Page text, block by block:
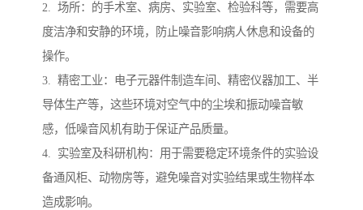
2. 场所：的手术室、病房、实验室、检验科等，需要高
度洁净和安静的环境，防止噪音影响病人休息和设备的
操作。
3. 精密工业：电子元器件制造车间、精密仪器加工、半
导体生产等，这些环境对空气中的尘埃和振动噪音敏
感，低噪音风机有助于保证产品质量。
4. 实验室及科研机构：用于需要稳定环境条件的实验设
备通风柜、动物房等，避免噪音对实验结果或生物样本
造成影响。